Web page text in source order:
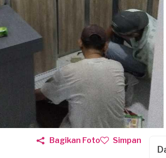
Bagikan Foto Simpan